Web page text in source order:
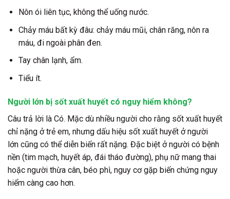
Nôn ói liên tục, không thể uống nước.
Chảy máu bất kỳ đâu: chảy máu mũi, chân răng, nôn ra
máu, đi ngoài phân đen.
Tay chân lạnh, ẩm.
Tiểu ít.
Người lớn bị sốt xuất huyết có nguy hiểm không?
Câu trả lời là Có. Mặc dù nhiều người cho rằng sốt xuất huyết
chỉ nặng ở trẻ em, nhưng dấu hiệu sốt xuất huyết ở người
lớn cũng có thể diễn biến rất nặng. Đặc biệt ở người có bệnh
nền (tim mạch, huyết áp, đái tháo đường), phụ nữ mang thai
hoặc người thừa cân, béo phì, nguy cơ gặp biến chứng nguy
hiểm càng cao hơn.